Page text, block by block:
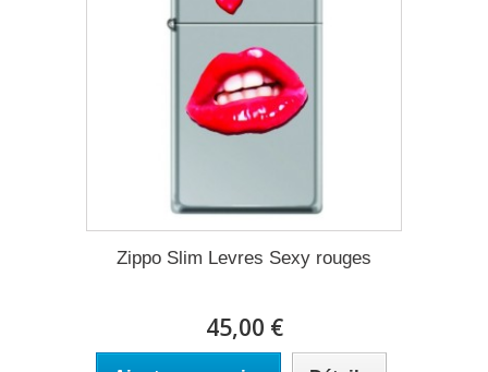
Zippo Slim Levres Sexy rouges
45,00 €